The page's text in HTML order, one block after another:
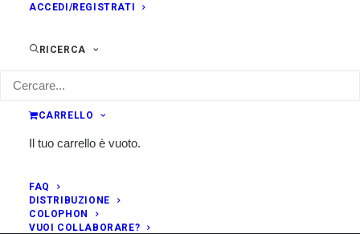
ACCEDI/REGISTRATI
RICERCA
CARRELLO
Il tuo carrello è vuoto.
FAQ
DISTRIBUZIONE
COLOPHON
VUOI COLLABORARE?